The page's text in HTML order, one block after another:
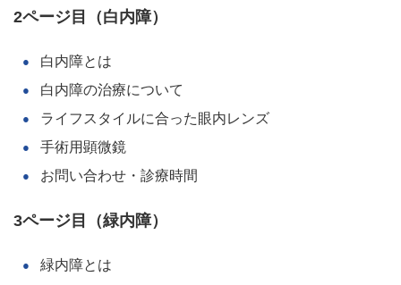
2ページ目（白内障）
白内障とは
白内障の治療について
ライフスタイルに合った眼内レンズ
手術用顕微鏡
お問い合わせ・診療時間
3ページ目（緑内障）
緑内障とは